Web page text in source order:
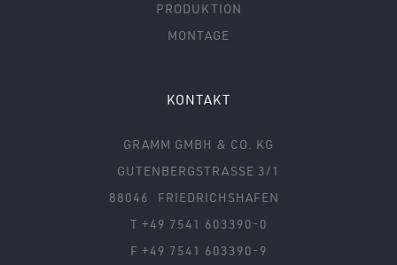
PRODUKTION
MONTAGE
KONTAKT
GRAMM GMBH & CO. KG
GUTENBERGSTRASSE 3/1
88046
FRIEDRICHSHAFEN
T +49 7541 603390-0
F +49 7541 603390-9